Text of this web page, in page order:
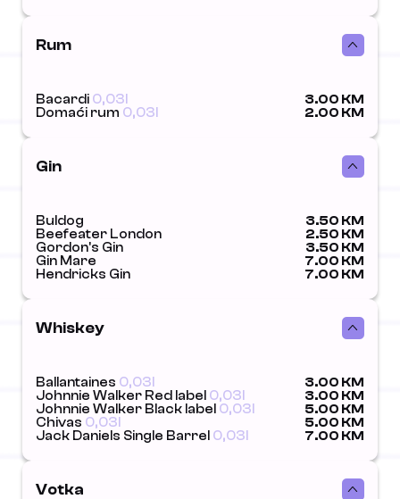
Rum
Bacardi 0,03l
3.00 KM
Domaći rum 0,03l 2.00 KM
Gin
Buldog
3.50 KM
Beefeater London
2.50 KM
Gordon's Gin
3.50 KM
Gin Mare
7.00 KM
Hendricks Gin
7.00 KM
Whiskey
Ballantaines 0,03l
3.00 KM
Johnnie Walker Red label 0,03l
3.00 KM
Johnnie Walker Black label 0,03l
5.00 KM
Chivas 0,03l
5.00 KM
Jack Daniels Single Barrel 0,03l 7.00 KM
Votka